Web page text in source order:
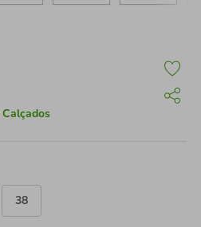
38